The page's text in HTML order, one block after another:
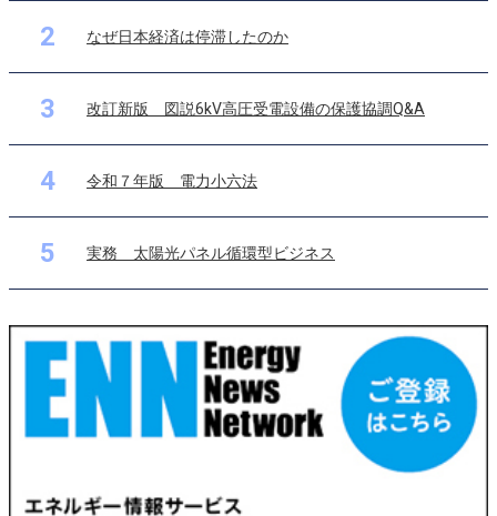
2 なぜ日本経済は停滞したのか
3 改訂新版 図説6kV高圧受電設備の保護協調Q&A
4 令和７年版 電力小六法
5 実務 太陽光パネル循環型ビジネス